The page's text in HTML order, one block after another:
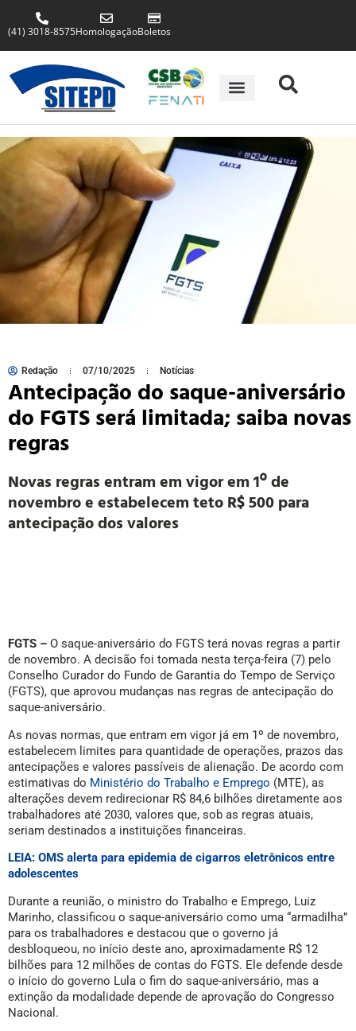
(41) 3018-8575HomologaçãoBoletos
VEM PRA BEE FENATI A REDE SOCIAL DOS PROFISSIONAIS DE TI
Entrar
Esqueci minha senha Cadastre-se
Antecipação do saque-aniversário
do FGTS será limitada; saiba novas
antecipação dos valores
FGTS –O saque-aniversário do FGTS terá novas regras a partir
de novembro. A decisão foi tomada nesta terça-feira (7) pelo
Conselho Curador do Fundo de Garantia do Tempo de Serviço
(FGTS), que aprovou mudanças nas regras de antecipação do
saque-aniversário.
As novas normas, que entram em vigor já em 1º de novembro,
estabelecem limites para quantidade de operações, prazos das
estimativas doMinistério do Trabalho e Emprego(MTE), as
alterações devem redirecionar R$ 84,6 bilhões diretamente aos
trabalhadores até 2030, valores que, sob as regras atuais,
seriam destinados a instituições financeiras.
LEIA: OMS alerta para epidemia de cigarros eletrônicos entre
adolescentes